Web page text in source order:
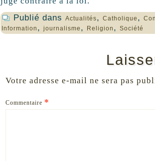
Publié dans Actualités, Catholique ,
Information , journalisme , Religion , Société
Votre adresse e-mail ne sera pas
Commentaire *